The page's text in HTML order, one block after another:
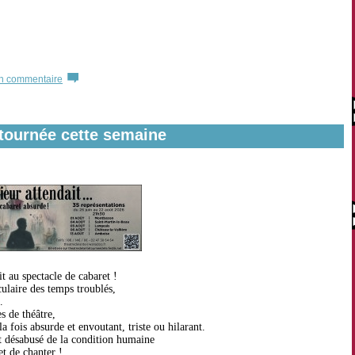
commentaire
cette semaine
au spectacle de cabaret !
des temps troublés,
de théâtre,
fois absurde et envoutant, triste ou hilarant.
de la condition humaine
de chanter !